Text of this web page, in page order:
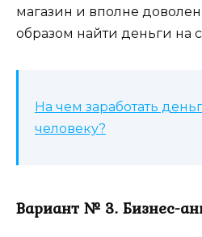
магазин и вполне
образом найти деньги на
На чем заработать
человеку?
Вариант № 3. Бизнес-